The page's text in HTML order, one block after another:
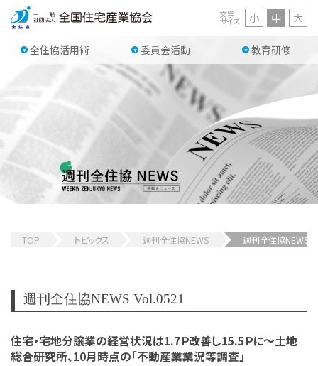
全住協活用術 委員会活動 教育研修
文字
サイズ 小 中 大
TOP トピックス 週刊全住協NEWS 週刊全住協NEWS
週刊全住協NEWS Vol.0521
住宅・宅地分譲業の経営状況は1.7Ｐ改善し15.5Ｐに～土地
総合研究所、10月時点の「不動産業業況等調査」